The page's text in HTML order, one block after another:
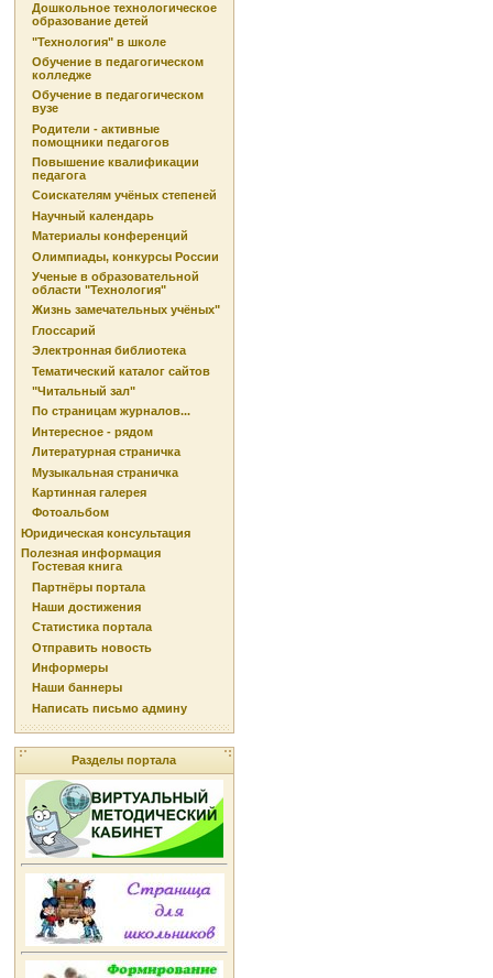
Дошкольное технологическое
образование детей
"Технология" в школе
Обучение в педагогическом
колледже
Обучение в педагогическом
вузе
Родители - активные
помощники педагогов
Повышение квалификации
педагога
Соискателям учёных степеней
Научный календарь
Материалы конференций
Олимпиады, конкурсы России
Ученые в образовательной
области "Технология"
Жизнь замечательных учёных"
Глоссарий
Электронная библиотека
Тематический каталог сайтов
"Читальный зал"
По страницам журналов...
Интересное - рядом
Литературная страничка
Музыкальная страничка
Картинная галерея
Фотоальбом
Юридическая консультация
Полезная информация
Гостевая книга
Партнёры портала
Наши достижения
Статистика портала
Отправить новость
Информеры
Наши баннеры
Написать письмо админу
Разделы портала